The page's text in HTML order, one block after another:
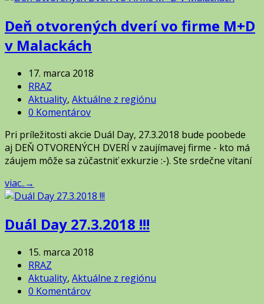
Deň otvorených dverí vo firme M+D
v Malackách
17. marca 2018
RRAZ
Aktuality, Aktuálne z regiónu
0 Komentárov
Pri príležitosti akcie Duál Day, 27.3.2018 bude poobede
aj DEŇ OTVORENÝCH DVERÍ v zaujímavej firme - kto má
záujem môže sa zúčastniť exkurzie :-). Ste srdečne vítaní
viac..→
Duál Day 27.3.2018 !!!
15. marca 2018
RRAZ
Aktuality, Aktuálne z regiónu
0 Komentárov